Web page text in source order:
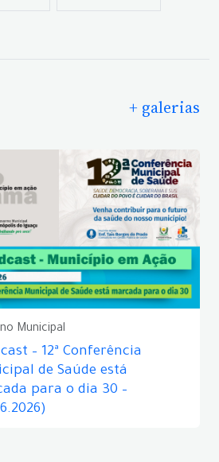
+ galerias
Municipal
– 12ª Conferência
de Saúde está
para o dia 30 –